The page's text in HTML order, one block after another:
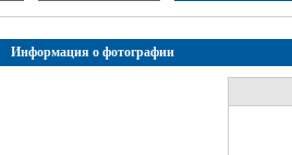
Информация о фотографии